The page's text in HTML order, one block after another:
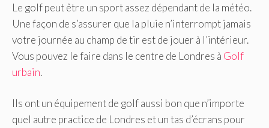
Le golf peut être un sport assez dépendant de la météo.
Une façon de s’assurer que la pluie n’interrompt jamais
votre journée au champ de tir est de jouer à l’intérieur.
Vous pouvez le faire dans le centre de Londres à Golf
urbain.
Ils ont un équipement de golf aussi bon que n’importe
quel autre practice de Londres et un tas d’écrans pour